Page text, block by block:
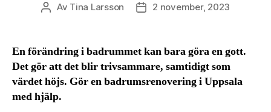
Inläggsförfattare
Av Tina Larsson Inläggsdatum
2 november, 2023
En förändring i badrummet kan bara göra en gott.
Det gör att det blir trivsammare, samtidigt som
värdet höjs. Gör en badrumsrenovering i Uppsala
med hjälp.